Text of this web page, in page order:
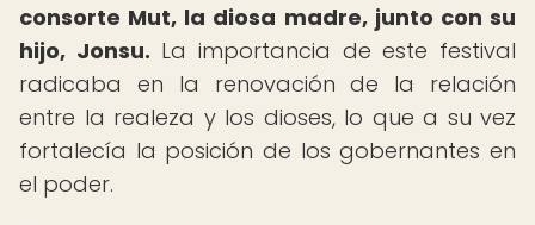
consorte Mut, la diosa madre, junto con su
hijo, Jonsu. La importancia de este festival
radicaba en la renovación de la relación
entre la realeza y los dioses, lo que a su vez
fortalecía la posición de los gobernantes en
el poder.